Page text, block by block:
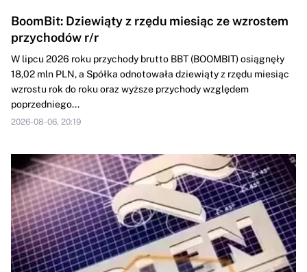
BoomBit: Dziewiąty z rzędu miesiąc ze wzrostem
przychodów r/r
W lipcu 2026 roku przychody brutto BBT (BOOMBIT) osiągnęły
18,02 mln PLN, a Spółka odnotowała dziewiąty z rzędu miesiąc
wzrostu rok do roku oraz wyższe przychody względem
poprzedniego...
2026-08-06, 20:19